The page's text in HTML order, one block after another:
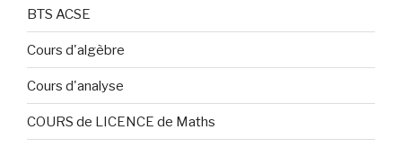
BTS ACSE
Cours d'algèbre
Cours d'analyse
COURS de LICENCE de Maths